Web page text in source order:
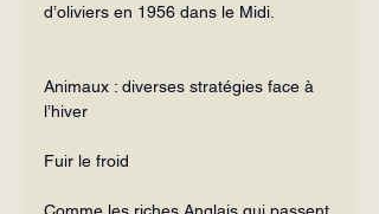
d’oliviers en 1956 dans le Midi.
Animaux : diverses stratégies face à
l’hiver
Fuir le froid
Comme les riches Anglais qui passent